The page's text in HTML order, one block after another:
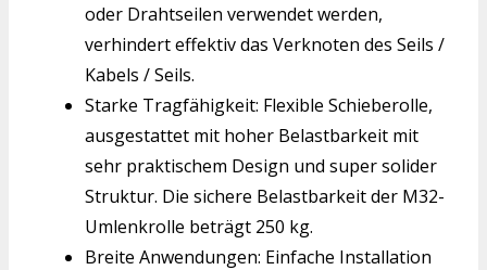
oder Drahtseilen verwendet werden,
verhindert effektiv das Verknoten des Seils /
Kabels / Seils.
Starke Tragfähigkeit: Flexible Schieberolle,
ausgestattet mit hoher Belastbarkeit mit
sehr praktischem Design und super solider
Struktur. Die sichere Belastbarkeit der M32-
Umlenkrolle beträgt 250 kg.
Breite Anwendungen: Einfache Installation